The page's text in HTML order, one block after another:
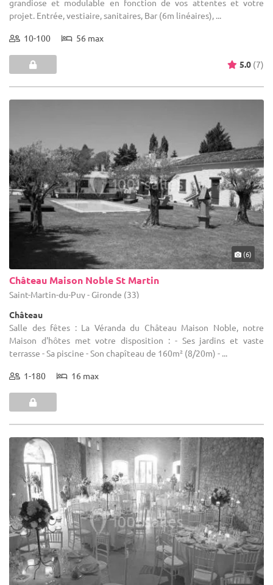
grandiose et modulable en fonction de vos attentes et votre
projet. Entrée, vestiaire, sanitaires, Bar (6m linéaires), ...
10-100 56 max
5.0 (7)
(6)
Château Maison Noble St Martin
Saint-Martin-du-Puy - Gironde (33)
Château
Salle des fêtes : La Véranda du Château Maison Noble, notre
Maison d'hôtes met votre disposition : - Ses jardins et vaste
terrasse - Sa piscine - Son chapîteau de 160m² (8/20m) - ...
1-180 16 max